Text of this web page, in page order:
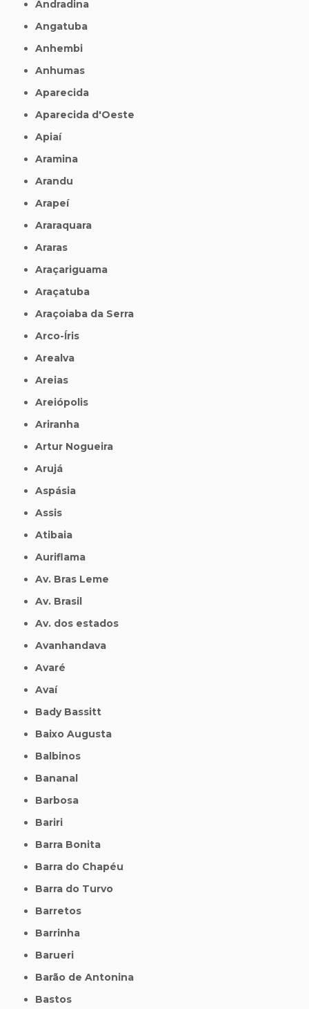
Andradina
Angatuba
Anhembi
Anhumas
Aparecida
Aparecida d'Oeste
Apiaí
Aramina
Arandu
Arapeí
Araraquara
Araras
Araçariguama
Araçatuba
Araçoiaba da Serra
Arco-Íris
Arealva
Areias
Areiópolis
Ariranha
Artur Nogueira
Arujá
Aspásia
Assis
Atibaia
Auriflama
Av. Bras Leme
Av. Brasil
Av. dos estados
Avanhandava
Avaré
Avaí
Bady Bassitt
Baixo Augusta
Balbinos
Bananal
Barbosa
Bariri
Barra Bonita
Barra do Chapéu
Barra do Turvo
Barretos
Barrinha
Barueri
Barão de Antonina
Bastos